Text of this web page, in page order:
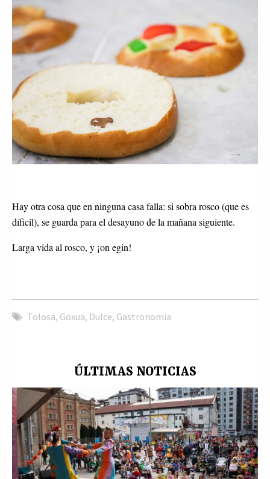
Hay otra cosa que en ninguna casa falla: si sobra rosco (que es
díficil), se guarda para el desayuno de la mañana siguiente.
Larga vida al rosco, y ¡on egin!
Tolosa, Goxua, Dulce, Gastronomia
ÚLTIMAS NOTICIAS